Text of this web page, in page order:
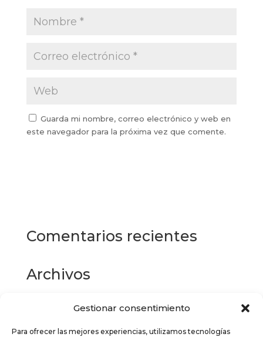
Gestionar consentimiento
Para ofrecer las mejores experiencias, utilizamos tecnologías
Guarda mi nombre, correo electrónico y web en
este navegador para la próxima vez que comente.
Comentarios recientes
Archivos
Categorías
No hay categorías